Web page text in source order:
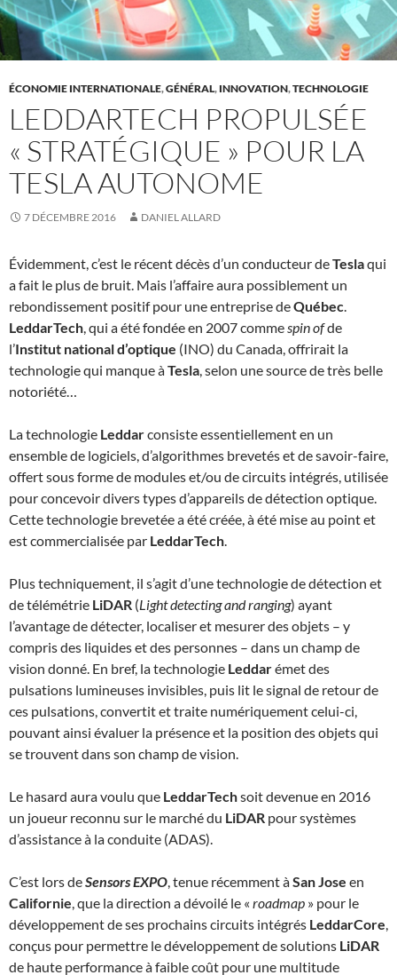
ÉCONOMIE INTERNATIONALE,GÉNÉRAL, INNOVATION,TECHNOLOGIE
LEDDARTECH PROPULSÉE
« STRATÉGIQUE » POUR LA
TESLA AUTONOME
7 DÉCEMBRE 2016 DANIEL ALLARD
Évidemment, c’est le récent décès d’un conducteur deTeslaqui
a fait le plus de bruit. Mais l’affaire aura possiblement un
rebondissement positif pour une entreprise deQuébec.
LeddarTech, qui a été fondée en 2007 commespin ofde
l’Institut national d’optique (INO) du Canada, offrirait la
technologie qui manque àTesla, selon une source de très belle
notoriété…
La technologie Leddarconsiste essentiellement en un
ensemble de logiciels, d’algorithmes brevetés et de savoir-faire,
offert sous forme de modules et/ou de circuits intégrés, utilisée
pour concevoir divers types d’appareils de détection optique.
Cette technologie brevetée a été créée, à été mise au point et
est commercialisée par LeddarTech.
Plus techniquement, il s’agit d’une technologie de détection et
de télémétrie LiDAR (Light detecting and ranging) ayant
l’avantage de détecter, localiser et mesurer des objets – y
compris des liquides et des personnes – dans un champ de
vision donné. En bref, la technologie Leddarémet des
pulsations lumineuses invisibles, puis lit le signal de retour de
ces pulsations, convertit et traite numériquement celui-ci,
pouvant ainsi évaluer la présence et la position des objets qui
se trouvent dans son champ de vision.
Le hasard aura voulu que LeddarTechsoit devenue en 2016
un joueur reconnu sur le marché du LiDAR pour systèmes
d’assistance à la conduite (ADAS).
C’est lors deSensors EXPO, tenue récemment àSan Jose en
Californie, que la direction a dévoilé le « roadmap » pour le
développement de ses prochains circuits intégrés LeddarCore,
conçus pour permettre le développement de solutions LiDAR
de haute performance à faible coût pour une multitude